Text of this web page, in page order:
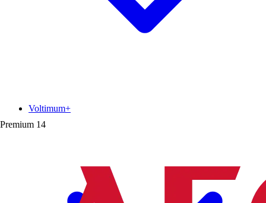
Premium 14
Voltimum+